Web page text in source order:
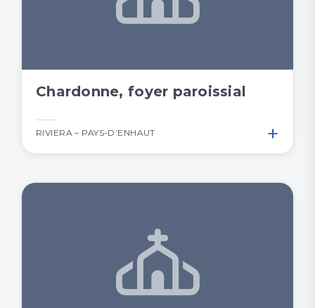
Chardonne, foyer paroissial
RIVIERA – PAYS-D’ENHAUT +